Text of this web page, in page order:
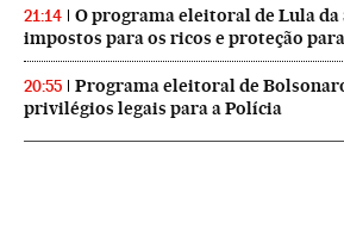
21:14
O programa eleitoral de Lula da
impostos para os ricos e proteção
20:55
Programa eleitoral de
privilégios legais para a Polícia